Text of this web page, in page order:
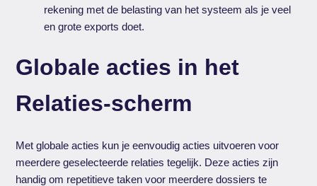
rekening met de belasting van het systeem als je veel
en grote exports doet.
Globale acties in het
Relaties-scherm
Met globale acties kun je eenvoudig acties uitvoeren voor
meerdere geselecteerde relaties tegelijk. Deze acties zijn
handig om repetitieve taken voor meerdere dossiers te